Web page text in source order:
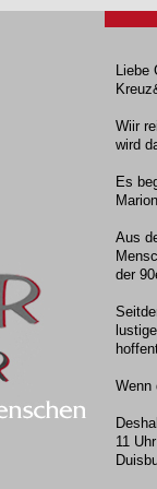
Liebe
Wiir
wird
Es
Aus
der
Wenn
11